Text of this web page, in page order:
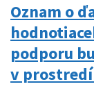
Oznam o
podporu
v prostredí